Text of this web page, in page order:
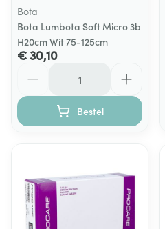
Bota
Bota Lumbota Soft Micro 3b
H20cm Wit 75-125cm
€ 30,10
Bestel